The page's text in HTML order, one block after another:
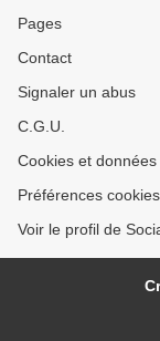
Pages
Contact
Signaler un abus
C.G.U.
Cookies et
Préférences cookies
Voir le profil de